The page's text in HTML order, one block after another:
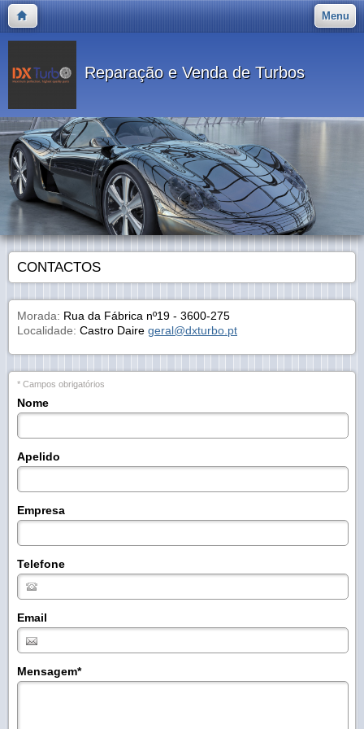
Menu
Reparação e Venda de Turbos
CONTACTOS
Morada: Rua da Fábrica nº19 - 3600-275
Localidade: Castro Daire geral@dxturbo.pt
* Campos obrigatórios
Nome
Apelido
Empresa
Telefone
Email
Mensagem*